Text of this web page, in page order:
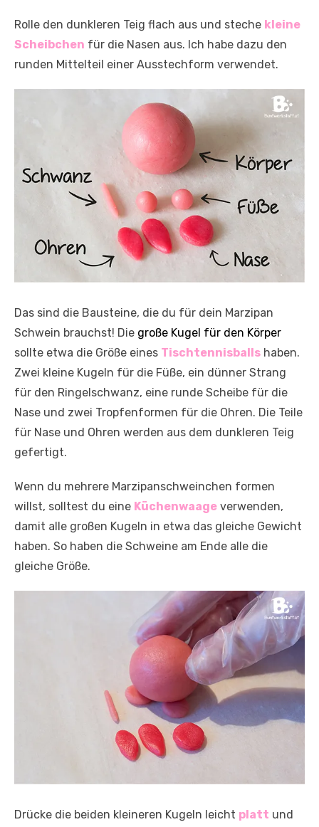
Rolle den dunkleren Teig flach aus und steche kleine
Scheibchen für die Nasen aus. Ich habe dazu den
runden Mittelteil einer Ausstechform verwendet.
Das sind die Bausteine, die du für dein Marzipan
Schwein brauchst! Die große Kugel für den Körper
sollte etwa die Größe eines Tischtennisballs haben.
Zwei kleine Kugeln für die Füße, ein dünner Strang
für den Ringelschwanz, eine runde Scheibe für die
Nase und zwei Tropfenformen für die Ohren. Die Teile
für Nase und Ohren werden aus dem dunkleren Teig
gefertigt.
Wenn du mehrere Marzipanschweinchen formen
willst, solltest du eine Küchenwaage verwenden,
damit alle großen Kugeln in etwa das gleiche Gewicht
haben. So haben die Schweine am Ende alle die
gleiche Größe.
Drücke die beiden kleineren Kugeln leicht platt und